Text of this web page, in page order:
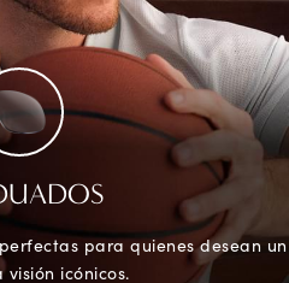
para quienes desean un
visión icónicos.